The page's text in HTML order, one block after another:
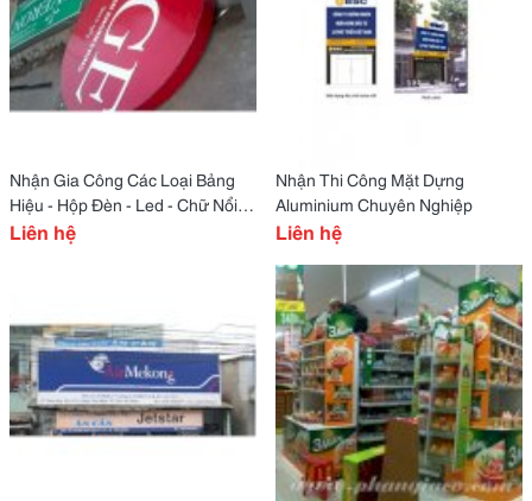
Nhận Gia Công Các Loại Bảng
Hiệu - Hộp Đèn - Led - Chữ Nổi
Mica, Inox, Tole
Liên hệ
Nhận Thi Công Mặt Dựng
Aluminium Chuyên Nghiệp
Liên hệ